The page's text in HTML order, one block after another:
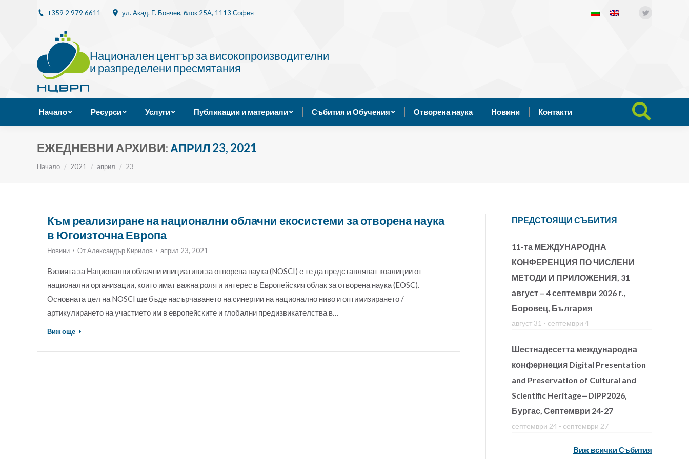
+359 2 979 6611 ул. Акад. Г. Бончев, блок 25A, 1113 София
Национален център за високопроизводителни
и разпределени пресмятания
Начало Ресурси Услуги Публикации и материали Събития и Обучения Отворена наука Новини Контакти Search:
ЕЖЕДНЕВНИ АРХИВИ: АПРИЛ 23, 2021
Ти си тук:
Начало 2021 април 23
Към реализиране на национални облачни екосистеми за отворена наука
в Югоизточна Европа
Новини ОтАлександър Кирилов април 23, 2021
Визията за Национални облачни инициативи за отворена наука (NOSCI) е те да представляват коалиции от
национални организации, които имат важна роля и интерес в Европейския облак за отворена наука (EOSC).
Основната цел на NOSCI ще бъде насърчаването на синергии на национално ниво и оптимизирането /
артикулирането на участието им в европейските и глобални предизвикателства в…
Виж още
ПРЕДСТОЯЩИ СЪБИТИЯ
11-та МЕЖДУНАРОДНА
КОНФЕРЕНЦИЯ ПО ЧИСЛЕНИ
МЕТОДИ И ПРИЛОЖЕНИЯ, 31
август – 4 септември 2026 г.,
Боровец, България
август 31 - септември 4
Шестнадесетта международна
конфернеция Digital Presentation
and Preservation of Cultural and
Scientific Heritage—DiPP2026,
Бургас, Септември 24-27
септември 24 - септември 27
Виж всички Събития
Начало Ресурси Услуги Новини
Search: